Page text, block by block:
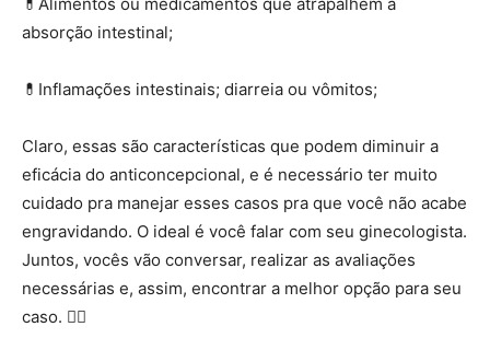
absorção intestinal;
💊 Inflamações intestinais; diarreia ou vômitos;
Claro, essas são características que podem diminuir a
eficácia do anticoncepcional, e é necessário ter muito
cuidado pra manejar esses casos pra que você não acabe
engravidando. O ideal é você falar com seu ginecologista.
Juntos, vocês vão conversar, realizar as avaliações
necessárias e, assim, encontrar a melhor opção para seu
caso. 👩‍⚕️